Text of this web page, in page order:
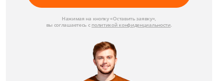
Нажимая на кнопку «Оставить заявку»,
вы соглашаетесь с политикой конфиденциальности.